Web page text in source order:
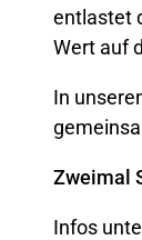
entlastet
Wert auf
In
Zweimal
Infos